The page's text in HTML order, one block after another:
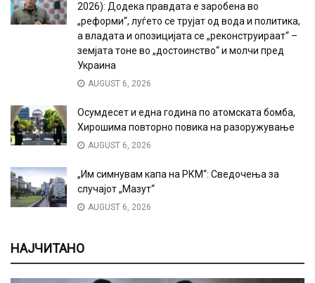
2026): Додека правдата е заробена во
„реформи“, луѓето се трујат од вода и политика,
а владата и опозицијата се „реконструираат“ –
земјата тоне во „достоинство“ и молчи пред
Украина
AUGUST 6, 2026
Осумдесет и една година по атомската бомба,
Хирошима повторно повика на разоружување
AUGUST 6, 2026
„Им симнувам капа на РКМ“: Сведочења за
случајот „Мазут“
AUGUST 6, 2026
НАЈЧИТАНО